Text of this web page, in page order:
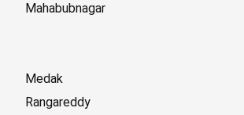
Mahabubnagar
Medak
Rangareddy